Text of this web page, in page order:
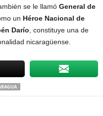
se le llamó General de
un Héroe Nacional de
Darío , constituye una de
nicaragüense.